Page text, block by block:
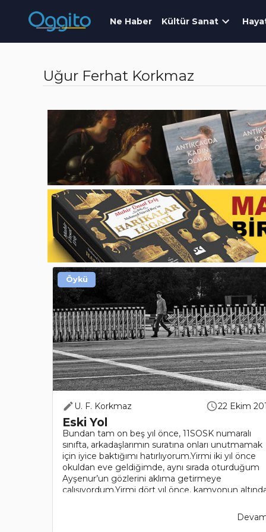
Ne Haber Kültür Sanat
Uğur Ferhat Korkmaz
U. F. Korkmaz 22 Ekim
Eski Yol
Bundan tam on beş yıl önce, 11SOSK numaralı
sınıfta, arkadaşlarımın suratına onları unutmamak
için iyice baktığımı hatırlıyorum.Yirmi iki yıl önce
okuldan eve geldiğimde, aynı sırada oturduğum
Ayşenur’un gözlerini aklıma getirmeye
çalışıyordum.Yirmi dört yıl önce, kamyonun
Öykü